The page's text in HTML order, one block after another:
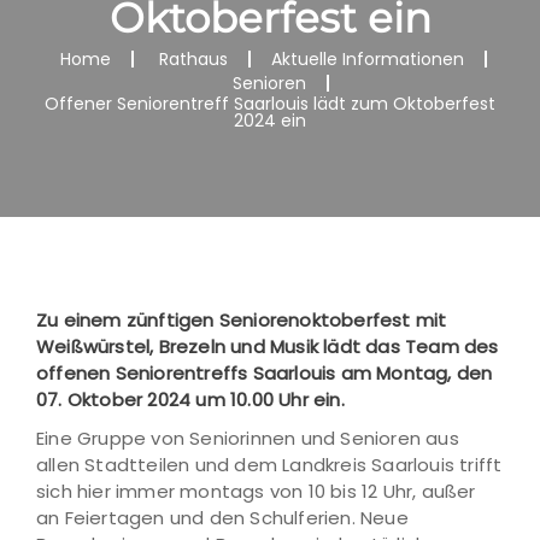
Oktoberfest ein
Home Rathaus
Aktuelle Informationen
Senioren
Offener Seniorentreff Saarlouis lädt zum Oktoberfest
2024 ein
Zu einem zünftigen Seniorenoktoberfest mit
Weißwürstel, Brezeln und Musik lädt das Team des
offenen Seniorentreffs Saarlouis am Montag, den
07. Oktober 2024 um 10.00 Uhr ein.
Eine Gruppe von Seniorinnen und Senioren aus
allen Stadtteilen und dem Landkreis Saarlouis trifft
sich hier immer montags von 10 bis 12 Uhr, außer
an Feiertagen und den Schulferien. Neue